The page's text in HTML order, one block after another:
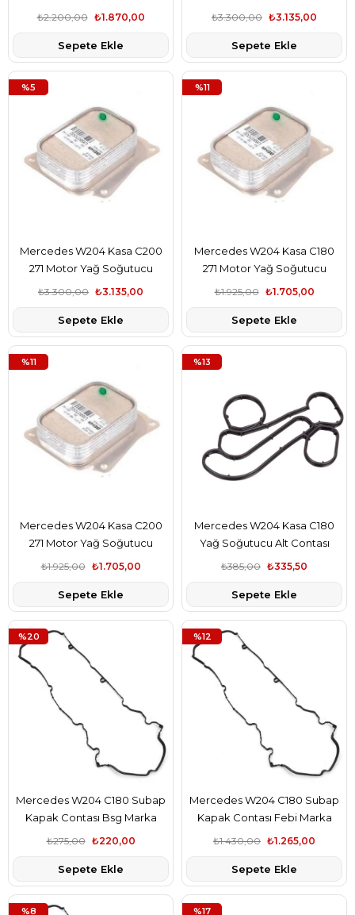
Radyatörü Pierburg Marka
₺1.870,00
₺2.200,00
Sepete Ekle
Radyatörü Behr Marka
₺3.135,00
₺3.300,00
Sepete Ekle
Mercedes W204 Kasa C200
271 Motor Yağ Soğutucu
Radyatörü Behr Marka
₺3.135,00
₺3.300,00
Sepete Ekle
%5
Mercedes W204 Kasa C180
271 Motor Yağ Soğutucu
Radyatörü Kale Marka
₺1.705,00
₺1.925,00
Sepete Ekle
%11
Mercedes W204 Kasa C200
271 Motor Yağ Soğutucu
Radyatörü Kale Marka
₺1.705,00
₺1.925,00
Sepete Ekle
%11
Mercedes W204 Kasa C180
Yağ Soğutucu Alt Contası
Elring Marka A2711840080
₺335,50
₺385,00
Sepete Ekle
%13
Mercedes W204 C180 Subap
Kapak Contası Bsg Marka
A2710160921
₺220,00
₺275,00
Sepete Ekle
%20
Mercedes W204 C180 Subap
Kapak Contası Febi Marka
A2710160921
₺1.265,00
₺1.430,00
Sepete Ekle
%12
%8 %17